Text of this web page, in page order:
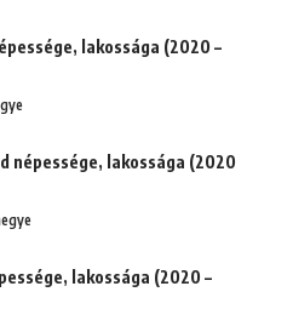
lakossága (2020 –
népessége, lakossága (2020
lakossága (2020 –